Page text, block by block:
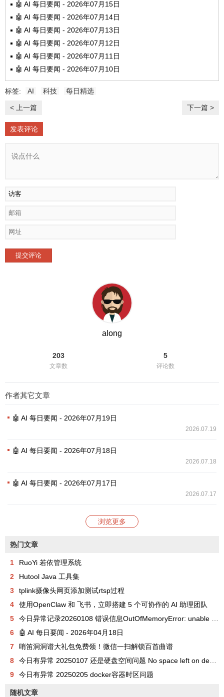
🤖 AI 每日要闻 - 2026年07月15日
🤖 AI 每日要闻 - 2026年07月14日
🤖 AI 每日要闻 - 2026年07月13日
🤖 AI 每日要闻 - 2026年07月12日
🤖 AI 每日要闻 - 2026年07月11日
🤖 AI 每日要闻 - 2026年07月10日
标签: AI 科技 每日精选
< 上一篇 下一篇 >
发表评论
提交评论
along
203
文章数
5
评论数
作者其它文章
🤖 AI 每日要闻 - 2026年07月19日
2026.07.19
🤖 AI 每日要闻 - 2026年07月18日
2026.07.18
🤖 AI 每日要闻 - 2026年07月17日
2026.07.17
浏览更多
热门文章
1
RuoYi 若依管理系统
2
Hutool Java 工具集
3
tplink摄像头网页添加测试rtsp过程
4
使用OpenClaw 和 飞书，立即搭建 5 个可协作的 AI 助理团队
5
今日异常记录20260108 错误信息OutOfMemoryError: unable to create new native thread
6
🤖 AI 每日要闻 - 2026年04月18日
7
哨笛洞洞谱大礼包免费领！微信一扫解锁百首曲谱
8
今日有异常 20250107 还是硬盘空间问题 No space left on device
9
今日有异常 20250205 docker容器时区问题
随机文章